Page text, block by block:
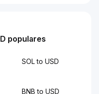
populares
SOL to USD
BNB to USD